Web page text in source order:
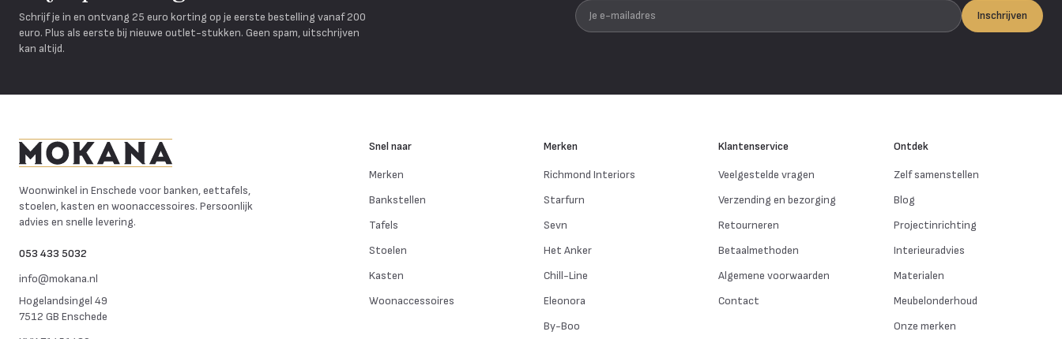
Schrijf je in en ontvang 25 euro korting op je eerste bestelling vanaf 200
euro. Plus als eerste bij nieuwe outlet-stukken. Geen spam, uitschrijven
kan altijd.
Je e-mailadres
Inschrijven
Woonwinkel in Enschede voor banken, eettafels,
stoelen, kasten en woonaccessoires. Persoonlijk
advies en snelle levering.
053 433 5032
info@mokana.nl
Hogelandsingel 49
7512 GB Enschede
Snel naar
Merken
Bankstellen
Tafels
Stoelen
Kasten
Woonaccessoires
Merken
Richmond Interiors
Starfurn
Sevn
Het Anker
Chill-Line
Eleonora
By-Boo
Klantenservice
Veelgestelde vragen
Verzending en bezorging
Retourneren
Betaalmethoden
Algemene voorwaarden
Contact
Ontdek
Zelf samenstellen
Blog
Projectinrichting
Interieuradvies
Materialen
Meubelonderhoud
Onze merken